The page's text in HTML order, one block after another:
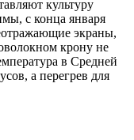
культуру
с конца января
экраны,
крону не
в Средней
а перегрев для